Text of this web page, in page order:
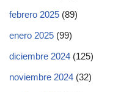
febrero 2025 (89)
enero 2025 (99)
diciembre 2024 (125)
noviembre 2024 (32)